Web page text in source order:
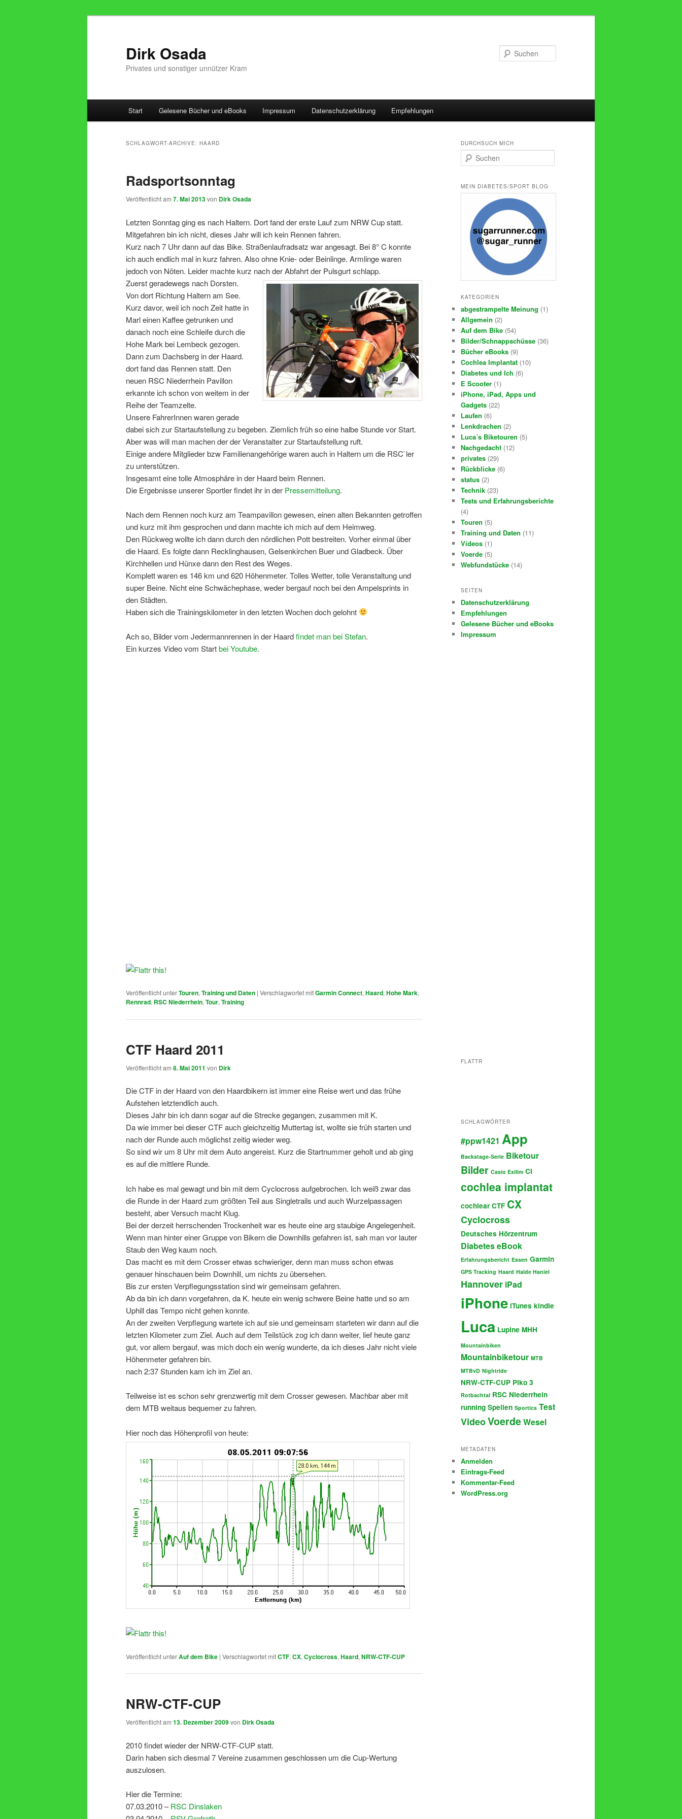
Dirk Osada
Privates und sonstiger unnützer Kram
Start Gelesene Bücher und eBooks Impressum Datenschutzerklärung Empfehlungen
SCHLAGWORT-ARCHIVE: HAARD
Radsportsonntag
Veröffentlicht am 7. Mai 2013von Dirk Osada
Letzten Sonntag ging es nach Haltern. Dort fand der erste Lauf zum NRW Cup statt.
Mitgefahren bin ich nicht, dieses Jahr will ich kein Rennen fahren.
Kurz nach 7 Uhr dann auf das Bike. Straßenlaufradsatz war angesagt. Bei 8° C konnte
ich auch endlich mal in kurz fahren. Also ohne Knie- oder Beinlinge. Armlinge waren
jedoch von Nöten. Leider machte kurz nach der Abfahrt der Pulsgurt schlapp.
Zuerst geradewegs nach Dorsten.
Von dort Richtung Haltern am See.
Kurz davor, weil ich noch Zeit hatte in
Marl einen Kaffee getrunken und
danach noch eine Schleife durch die
Hohe Mark bei Lembeck gezogen.
Dann zum Dachsberg in der Haard.
dort fand das Rennen statt. Den
neuen RSC Niederrhein Pavillon
erkannte ich schon von weitem in der
Reihe der Teamzelte.
Unsere FahrerInnen waren gerade
dabei sich zur Startaufstellung zu begeben. Ziemlich früh so eine halbe Stunde vor Start.
Aber was will man machen der der Veranstalter zur Startaufstellung ruft.
Einige andere Mitglieder bzw Familienangehörige waren auch in Haltern um die RSC`ler
zu unterstützen.
Insgesamt eine tolle Atmosphäre in der Haard beim Rennen.
Die Ergebnisse unserer Sportler findet ihr in der Pressemitteilung.
Nach dem Rennen noch kurz am Teampavillon gewesen, einen alten Bekannten getroffen
und kurz mit ihm gesprochen und dann machte ich mich auf dem Heimweg.
Den Rückweg wollte ich dann durch den nördlichen Pott bestreiten. Vorher einmal über
die Haard. Es folgte dann Recklinghausen, Gelsenkirchen Buer und Gladbeck. Über
Kirchhellen und Hünxe dann den Rest des Weges.
Komplett waren es 146 km und 620 Höhenmeter. Tolles Wetter, tolle Veranstaltung und
super Beine. Nicht eine Schwächephase, weder bergauf noch bei den Ampelsprints in
den Städten.
Haben sich die Trainingskilometer in den letzten Wochen doch gelohnt
Ach so, Bilder vom Jedermannrennen in der Haardfindet man bei Stefan.
Ein kurzes Video vom Startbei Youtube.
Veröffentlicht unterTouren,Training und Daten | Verschlagwortet mitGarmin Connect,Haard,Hohe Mark,
Rennrad, RSC Niederrhein,Tour,Training
CTF Haard 2011
Veröffentlicht am 8. Mai 2011 von Dirk
Die CTF in der Haard von den Haardbikern ist immer eine Reise wert und das frühe
Aufstehen letztendlich auch.
Dieses Jahr bin ich dann sogar auf die Strecke gegangen, zusammen mit K.
Da wie immer bei dieser CTF auch gleichzeitig Muttertag ist, wollte sie früh starten und
nach der Runde auch möglichst zeitig wieder weg.
So sind wir um 8 Uhr mit dem Auto angereist. Kurz die Startnummer geholt und ab ging
es auf die mittlere Runde.
Ich habe es mal gewagt und bin mit dem Cyclocross aufgebrochen. Ich weiß zwar das
die Runde in der Haard zum größten Teil aus Singletrails und auch Wurzelpassagen
besteht, aber Versuch macht Klug.
Bei der derzeit herrschenden Trockenheit war es heute eine arg staubige Angelegenheit.
Wenn man hinter einer Gruppe von Bikern die Downhills gefahren ist, sah man vor lauter
Staub den Weg kaum noch.
Das macht es mit dem Crosser etwas schwieriger, denn man muss schon etwas
genauer hinschauen beim Downhill, um nichts zu übersehen.
Bis zur ersten Verpflegungsstation sind wir gemeinsam gefahren.
Ab da bin ich dann vorgefahren, da K. heute ein wenig schwere Beine hatte und so am
Uphill das Tempo nicht gehen konnte.
An der zweiten Verpflegung wartete ich auf sie und gemeinsam starteten wir dann auf die
letzten Kilometer zum Ziel. Auch auf dem Teilstück zog ich dann weiter, lief heute ganz
gut, vor allem bergauf, was mich doch ein wenig wunderte, da ich dieses Jahr nicht viele
Höhenmeter gefahren bin.
nach 2:37 Stunden kam ich im Ziel an.
Teilweise ist es schon sehr grenzwertig mit dem Crosser gewesen. Machbar aber mit
dem MTB weitaus bequemer zu fahren.
Hier noch das Höhenprofil von heute:
Veröffentlicht unterAuf dem Bike | Verschlagwortet mitCTF, CX, Cyclocross, Haard, NRW-CTF-CUP
NRW-CTF-CUP
Veröffentlicht am 13. Dezember 2009von Dirk Osada
2010 findet wieder der NRW-CTF-CUP statt.
Darin haben sich diesmal 7 Vereine zusammen geschlossen um die Cup-Wertung
auszulosen.
Hier die Termine:
07.03.2010 –RSC Dinslaken
DURCHSUCH MICH
u
h
e
MEIN DIABETES/SPORT BLOG
KATEGORIEN
abgestrampelte Meinung (1)
Allgemein (2)
Auf dem Bike (54)
Bilder/Schnappschüsse (36)
Bücher eBooks (9)
Cochlea Implantat (10)
Diabetes und Ich (6)
E Scooter (1)
iPhone, iPad, Apps und
Gadgets (22)
Laufen (6)
Lenkdrachen (2)
Luca´s Biketouren (5)
Nachgedacht (12)
privates (29)
Rückblicke (6)
status (2)
Technik (23)
Tests und Erfahrungsberichte
(4)
Touren (5)
Training und Daten (11)
Videos (1)
Voerde (5)
Webfundstücke (14)
SEITEN
Datenschutzerklärung
Empfehlungen
Gelesene Bücher und eBooks
Impressum
FLATTR
SCHLAGWÖRTER
#ppw1421 App
Backstage-Serie Biketour
Bilder Casio Exilim CI
cochlea implantat
cochlear CTF CX
Cyclocross
Deutsches Hörzentrum
DiabeteseBook
Erfahrungsbericht Essen Garmin
GPS Tracking Haard Halde Haniel
Hannover iPad
iPhone iTunes kindle
Luca Lupine MHH
Mountainbiken
Mountainbiketour MTB
MTBvD Nightride
NRW-CTF-CUP Piko 3
Rotbachtal RSC Niederrhein
running Spellen Sportics Test
VideoVoerdeWesel
METADATEN
Anmelden
Eintrags-Feed
Kommentar-Feed
WordPress.org